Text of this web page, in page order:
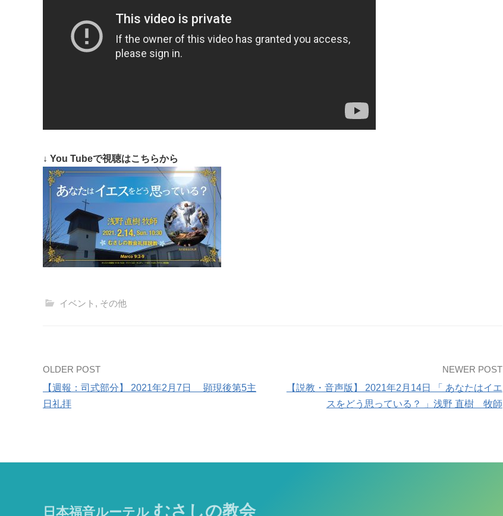
↓ You Tubeで視聴はこちらから
イベント , その他
Post
navigation
OLDER POST
【週報：司式部分】 2021年2月7日 顕現後第5主
日礼拝
NEWER POST
【説教・音声版】 2021年2月14日 「 あなたはイエ
スをどう思っている？ 」浅野 直樹 牧師
日本福音ルーテル むさしの教会